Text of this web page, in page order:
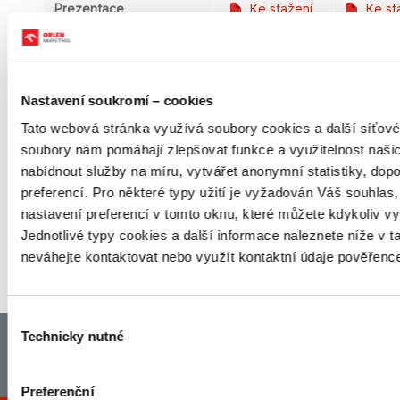
Nastavení soukromí – cookies
Tato webová stránka využívá soubory cookies a další
soubory nám pomáhají zlepšovat funkce a využitelnost
nabídnout služby na míru, vytvářet anonymní statistiky,
preferencí. Pro některé typy užití je vyžadován Váš
nastavení preferencí v tomto oknu, které můžete kdykoliv
Jednotlivé typy cookies a další informace naleznete níže v
neváhejte kontaktovat nebo využít kontaktní údaje
Výběr
souhlasu
Technicky nutné
Preferenční
Prezentace
Ke stažení
Ke
Telekonference
UNIPETROL
NAHORU
Hlavni strana Mapa stranek